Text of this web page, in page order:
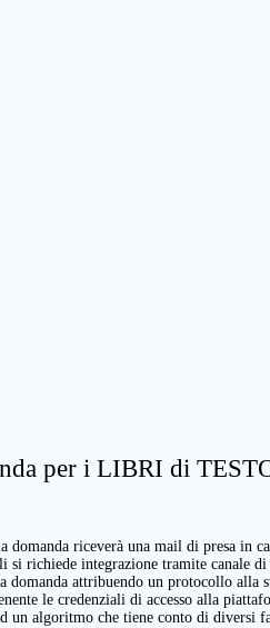
per i LIBRI di
domanda riceverà una mail di presa in
si richiede integrazione tramite canale
attribuendo un protocollo alla
le credenziali di accesso alla
un algoritmo che tiene conto di diversi